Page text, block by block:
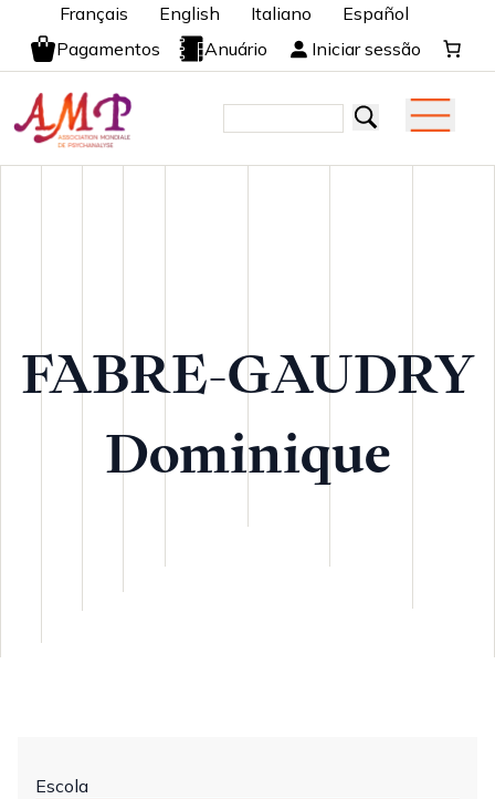
Français English Italiano
Español
Pagamentos
Anuário Iniciar sessão
FABRE-GAUDRY
Dominique
Escola